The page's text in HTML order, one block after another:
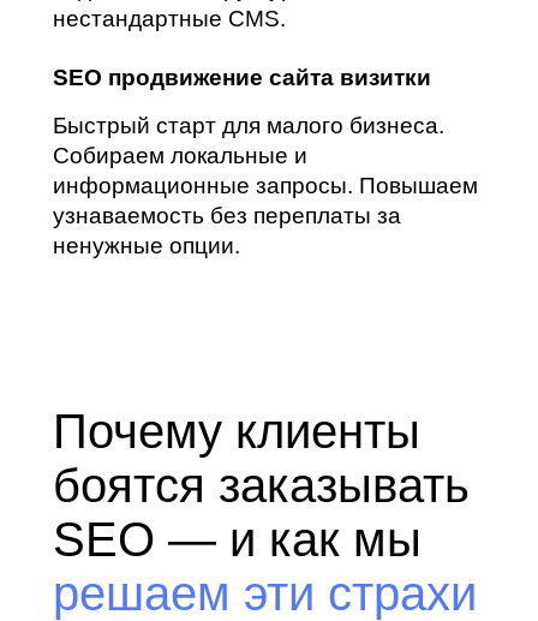
нестандартные CMS.
SEO продвижение сайта визитки
Быстрый старт для малого бизнеса.
Собираем локальные и
информационные запросы. Повышаем
узнаваемость без переплаты за
ненужные опции.
Почему клиенты
боятся заказывать
SEO — и как мы
решаем эти страхи